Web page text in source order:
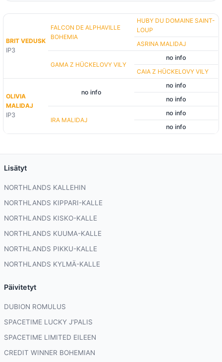
BRIT VEDUSK
IP3
FALCON DE ALPHAVILLE
BOHEMIA
HUBY DU DOMAINE SAINT-
LOUP
ASRINA MALIDAJ
GAMA Z HÜCKELOVY VILY
no info
CAIA Z HÜCKELOVY VILY
OLIVIA
MALIDAJ
IP3
no info
no info
no info
IRA MALIDAJ
no info
no info
Lisätyt
NORTHLANDS KALLEHIN
NORTHLANDS KIPPARI-KALLE
NORTHLANDS KISKO-KALLE
NORTHLANDS KUUMA-KALLE
NORTHLANDS PIKKU-KALLE
NORTHLANDS KYLMÄ-KALLE
Päivitetyt
DUBION ROMULUS
SPACETIME LUCKY J'PALIS
SPACETIME LIMITED EILEEN
CREDIT WINNER BOHEMIAN